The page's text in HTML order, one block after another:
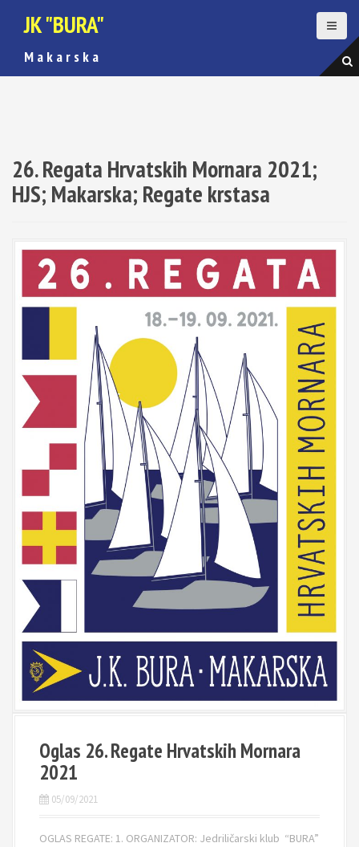
t
JK "BURA"
M a k a r s k a
26. Regata Hrvatskih Mornara 2021;
HJS; Makarska; Regate krstasa
Oglas 26. Regate Hrvatskih Mornara
2021
05/09/2021
OGLAS REGATE: 1. ORGANIZATOR: Jedriličarski klub “BURA”